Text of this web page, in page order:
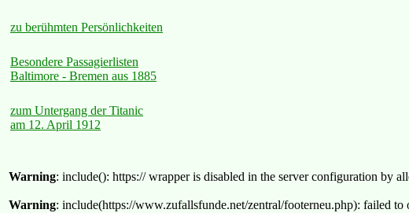
zu berühmten Persönlichkeiten
Besondere Passagierlisten
Baltimore - Bremen aus 1885
zum Untergang der Titanic
am 12. April 1912
Warning: include(): https:// wrapper is disabled in the server configuration by
Warning: include(https://www.zufallsfunde.net/zentral/footerneu.php): failed